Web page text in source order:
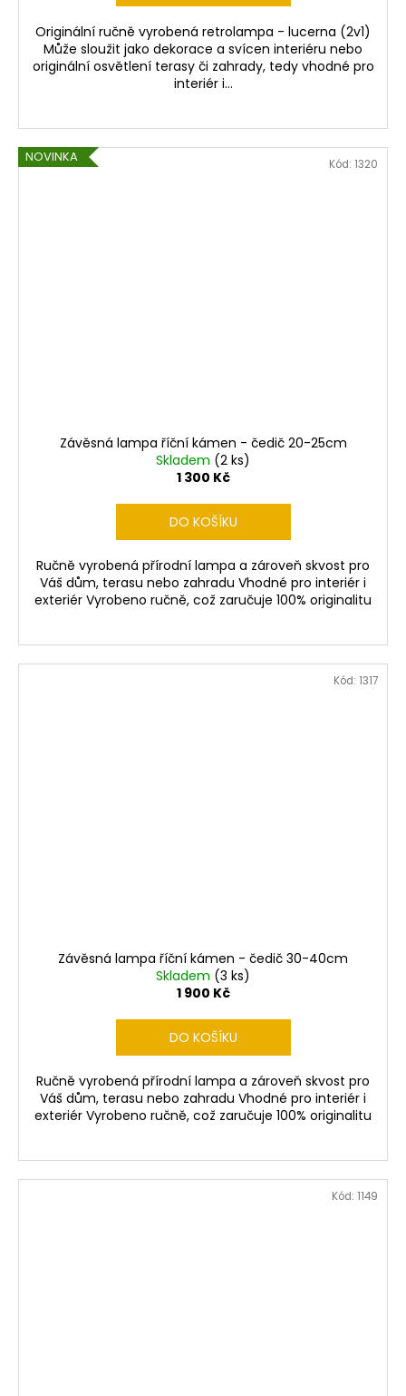
Originální ručně vyrobená retrolampa - lucerna (2v1)
Může sloužit jako dekorace a svícen interiéru nebo
originální osvětlení terasy či zahrady, tedy vhodné pro
interiér i...
NOVINKA
Závěsná lampa říční kámen - čedič 20-25cm
Skladem (2 ks)
1 300 Kč
DO KOŠÍKU
Ručně vyrobená přírodní lampa a zároveň skvost pro
Váš dům, terasu nebo zahradu Vhodné pro interiér i
exteriér Vyrobeno ručně, což zaručuje 100% originalitu
Kód: 1320
Závěsná lampa říční kámen - čedič 30-40cm
Skladem (3 ks)
1 900 Kč
DO KOŠÍKU
Ručně vyrobená přírodní lampa a zároveň skvost pro
Váš dům, terasu nebo zahradu Vhodné pro interiér i
exteriér Vyrobeno ručně, což zaručuje 100% originalitu
Kód: 1317
Kód: 1149